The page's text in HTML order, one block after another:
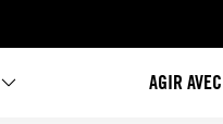
AGIR